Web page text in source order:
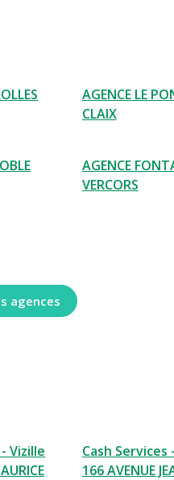
AGENCE LE
CLAIX
AGENCE
VERCORS
agences
Vizille
Cash Services
166 AVENUE